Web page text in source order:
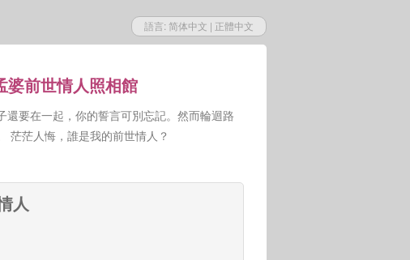
語言: 简体中文 | 正體中文
婆前世情人照相館
還要在一起，你的誓言可別忘記。然而輪迴路
茫茫人悔，誰是我的前世情人？
人